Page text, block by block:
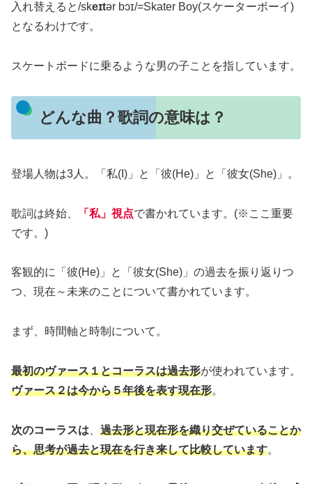
入れ替えると/skeɪtər bɔɪ/=Skater Boy(スケーターボーイ)
となるわけです。
スケートボードに乗るような男の子ことを指しています。
どんな曲？歌詞の意味は？
登場人物は3人。「私(I)」と「彼(He)」と「彼女(She)」。
歌詞は終始、 「私」視点で書かれています。(※ここ重要
です。)
客観的に「彼(He)」と「彼女(She)」の過去を振り返りつ
つ、現在～未来のことについて書かれています。
まず、時間軸と時制について。
最初のヴァース１とコーラスは過去形が使われています。
ヴァース２は今から５年後を表す現在形。
次のコーラスは
過去形と現在形を織り交ぜていることか
ら、思考が過去と現在を行き来して比較しています。